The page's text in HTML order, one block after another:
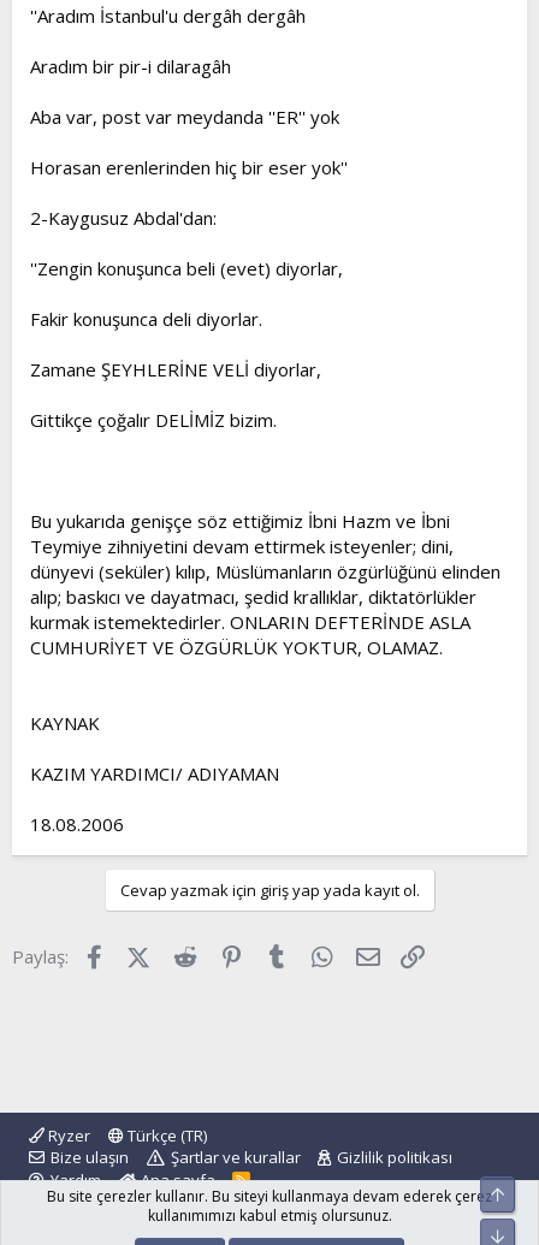
''Aradım İstanbul'u dergâh dergâh
Aradım bir pir-i dilaragâh
Aba var, post var meydanda ''ER'' yok
Horasan erenlerinden hiç bir eser yok''
2-Kaygusuz Abdal'dan:
''Zengin konuşunca beli (evet) diyorlar,
Fakir konuşunca deli diyorlar.
Zamane ŞEYHLERİNE VELİ diyorlar,
Gittikçe çoğalır DELİMİZ bizim.
Bu yukarıda genişçe söz ettiğimiz İbni Hazm ve İbni
Teymiye zihniyetini devam ettirmek isteyenler; dini,
dünyevi (seküler) kılıp, Müslümanların özgürlüğünü elinden
alıp; baskıcı ve dayatmacı, şedid krallıklar, diktatörlükler
kurmak istemektedirler. ONLARIN DEFTERİNDE ASLA
CUMHURİYET VE ÖZGÜRLÜK YOKTUR, OLAMAZ.
KAYNAK
KAZIM YARDIMCI/ ADIYAMAN
18.08.2006
Cevap yazmak için giriş yap yada kayıt ol.
Paylaş: FacebookX (Twitter)
Reddit Pinterest
Tumblr WhatsApp
E-posta
Ryzer
Türkçe (TR)
Bize ulaşın
Şartlar ve kurallar
Gizlilik politikası
Yardım
Ana sayfa
R
S
S
Community platform by XenForo ® © 2010-2024 XenForo Ltd.
Bu site çerezler kullanır. Bu siteyi kullanmaya devam ederek çerez
kullanımımızı kabul etmiş olursunuz.
Üst
Alt